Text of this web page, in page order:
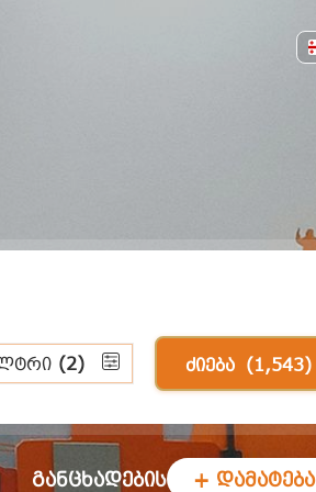
(2) ძიება (1,543)
განცხადების + დამატება